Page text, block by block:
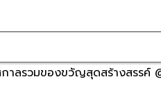
กาลรวมของขวัญสุดสร้างสรร